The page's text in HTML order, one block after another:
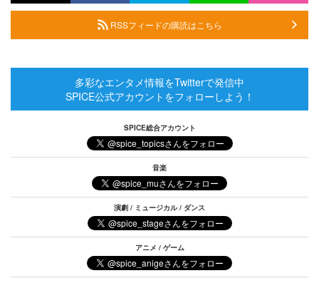
RSSフィードの購読はこちら
多彩なエンタメ情報をTwitterで発信中
SPICE公式アカウントをフォローしよう！
SPICE総合アカウント
音楽
演劇 / ミュージカル / ダンス
アニメ / ゲーム